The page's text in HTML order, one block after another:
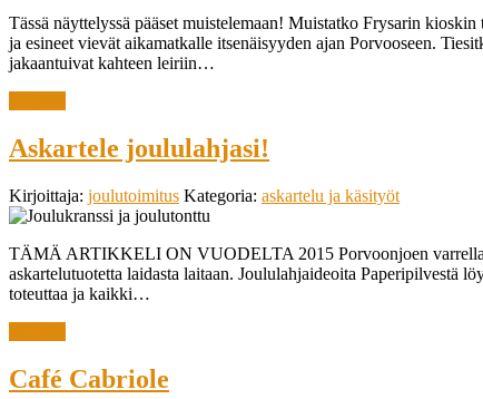
Tässä näyttelyssä pääset muistelemaan! Muistatko Frysarin
ja esineet vievät aikamatkalle itsenäisyyden ajan Porvooseen.
jakaantuivat kahteen leiriin…
Askartele joululahjasi!
Kirjoittaja: joulutoimitus Kategoria: askartelu ja käsityöt
TÄMÄ ARTIKKELI ON VUODELTA 2015 Porvoonjoen varrella
askartelutuotetta laidasta laitaan. Joululahjaideoita Paperipilvestä
toteuttaa ja kaikki…
Café Cabriole